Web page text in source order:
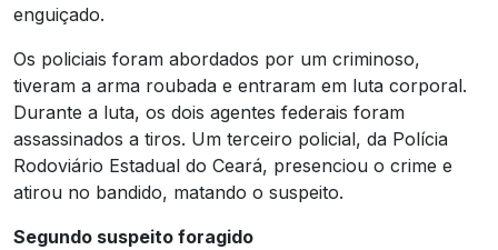
enguiçado.
Os policiais foram abordados por um criminoso,
tiveram a arma roubada e entraram em luta corporal.
Durante a luta, os dois agentes federais foram
assassinados a tiros. Um terceiro policial, da Polícia
Rodoviário Estadual do Ceará, presenciou o crime e
atirou no bandido, matando o suspeito.
Segundo suspeito foragido